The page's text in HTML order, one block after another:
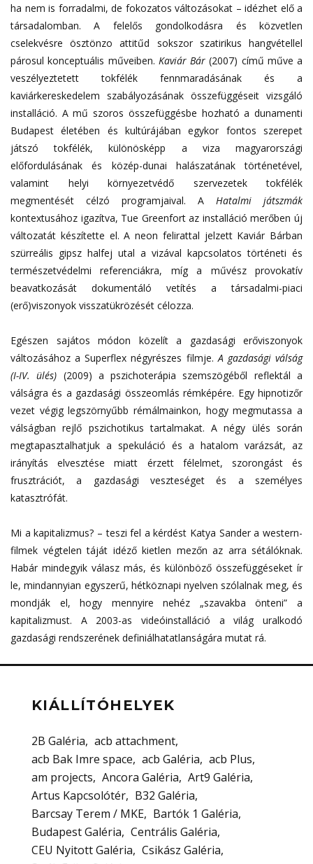
ha nem is forradalmi, de fokozatos változásokat – idézhet elő a
társadalomban. A felelős gondolkodásra és közvetlen
cselekvésre ösztönzo attitűd sokszor szatirikus hangvétellel
párosul konceptuális műveiben. Kaviár Bár (2007) című műve a
veszélyeztetett tokfélék fennmaradásának és a
kaviárkereskedelem szabályozásának összefüggéseit vizsgáló
installáció. A mű szoros összefüggésbe hozható a dunamenti
Budapest életében és kultúrájában egykor fontos szerepet
játszó tokfélék, különösképp a viza magyarországi
előfordulásának és közép-dunai halászatának történetével,
valamint helyi környezetvédő szervezetek tokfélék
megmentését célzó programjaival. A Hatalmi játszmák
kontextusához igazítva, Tue Greenfort az installáció merőben új
változatát készítette el. A neon felirattal jelzett Kaviár Bárban
szürreális gipsz halfej utal a vizával kapcsolatos történeti és
természetvédelmi referenciákra, míg a művész provokatív
beavatkozását dokumentáló vetítés a társadalmi-piaci
(erő)viszonyok visszatükrözését célozza.
Egészen sajátos módon közelít a gazdasági erőviszonyok
változásához a Superflex négyrészes filmje. A gazdasági válság
(I-IV. ülés) (2009) a pszichoterápia szemszögéből reflektál a
válságra és a gazdasági összeomlás rémképére. Egy hipnotizőr
vezet végig legszörnyűbb rémálmainkon, hogy megmutassa a
válságban rejlő pszichotikus tartalmakat. A négy ülés során
megtapasztalhatjuk a spekuláció és a hatalom varázsát, az
irányítás elvesztése miatt érzett félelmet, szorongást és
frusztrációt, a gazdasági veszteséget és a személyes
katasztrófát.
Mi a kapitalizmus? – teszi fel a kérdést Katya Sander a western-
filmek végtelen táját idéző kietlen mezőn az arra sétálóknak.
Habár mindegyik válasz más, és különböző összefüggéseket ír
le, mindannyian egyszerű, hétköznapi nyelven szólalnak meg, és
mondják el, hogy mennyire nehéz „szavakba önteni” a
kapitalizmust. A 2003-as videóinstalláció a világ uralkodó
gazdasági rendszerének definiálhatatlanságára mutat rá.
KIÁLLÍTÓHELYEK
2B Galéria
acb attachment
acb Bak Imre space
acb Galéria
acb Plus
am projects
Ancora Galéria
Art9 Galéria
Artus Kapcsolótér
B32 Galéria
Barcsay Terem / MKE
Bartók 1 Galéria
Budapest Galéria
Centrális Galéria
CEU Nyitott Galéria
Csikász Galéria